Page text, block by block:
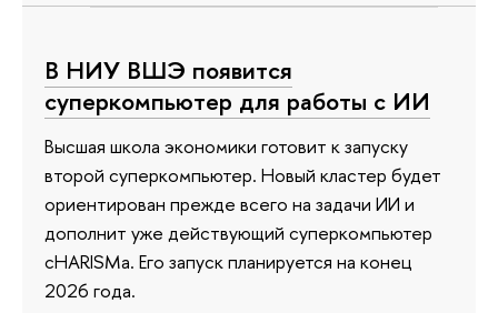
В НИУ ВШЭ появится
суперкомпьютер для работы с ИИ
Высшая школа экономики готовит к запуску
второй суперкомпьютер. Новый кластер будет
ориентирован прежде всего на задачи ИИ и
дополнит уже действующий суперкомпьютер
cHARISMa. Его запуск планируется на конец
2026 года.